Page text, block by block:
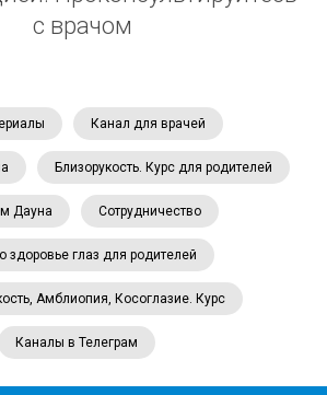
с врачом
Канал для врачей
Близорукость. Курс для родителей
Дауна Сотрудничество
здоровье глаз для родителей
Амблиопия, Косоглазие. Курс
Каналы в Телеграм